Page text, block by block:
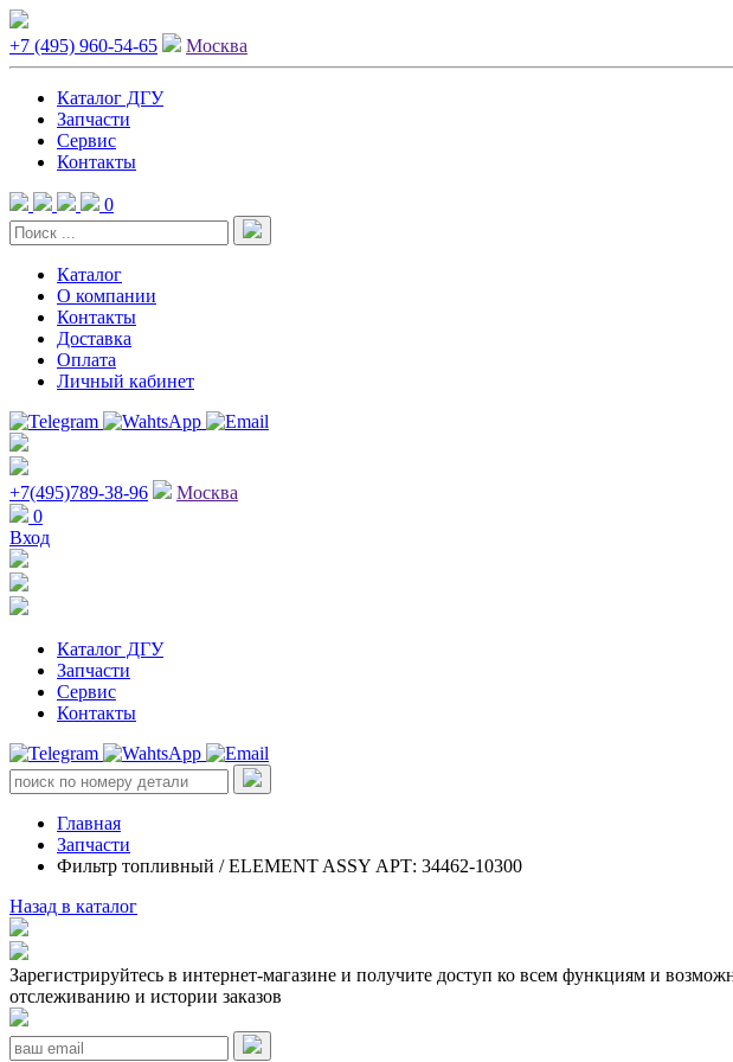
+7 (495) 960-54-65 Москва
Каталог ДГУ
Запчасти
Сервис
Контакты
0
Каталог
О компании
Контакты
Доставка
Оплата
Личный кабинет
+7(495)789-38-96
Москва
0
Вход
Каталог ДГУ
Запчасти
Сервис
Контакты
Главная
Запчасти
Фильтр топливный / ELEMENT ASSY АРТ: 34462-10300
Назад в каталог
Зарегистрируйтесь в интернет-магазине и получите доступ ко всем функциям и
отслеживанию и истории заказов